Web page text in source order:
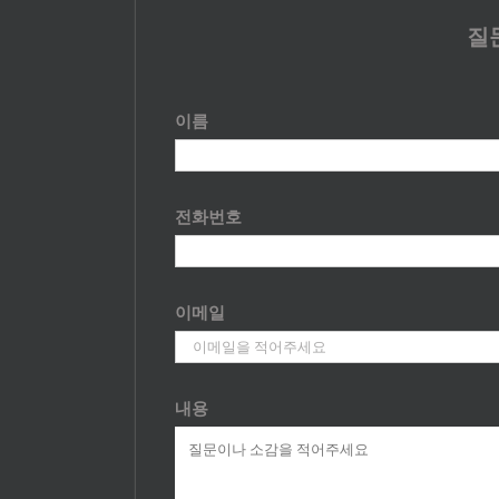
질
이름
전화번호
이메일
내용